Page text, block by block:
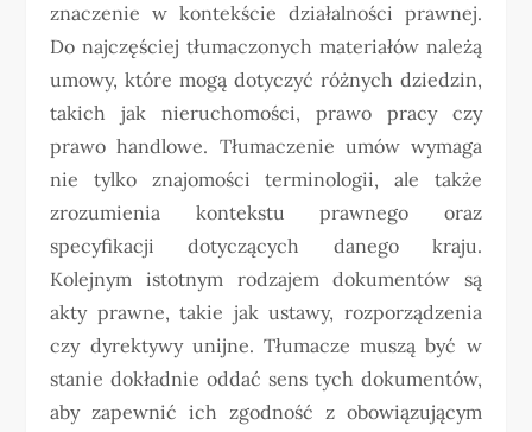
znaczenie w kontekście działalności prawnej.
Do najczęściej tłumaczonych materiałów należą
umowy, które mogą dotyczyć różnych dziedzin,
takich jak nieruchomości, prawo pracy czy
prawo handlowe. Tłumaczenie umów wymaga
nie tylko znajomości terminologii, ale także
zrozumienia kontekstu prawnego oraz
specyfikacji dotyczących danego kraju.
Kolejnym istotnym rodzajem dokumentów są
akty prawne, takie jak ustawy, rozporządzenia
czy dyrektywy unijne. Tłumacze muszą być w
stanie dokładnie oddać sens tych dokumentów,
aby zapewnić ich zgodność z obowiązującym